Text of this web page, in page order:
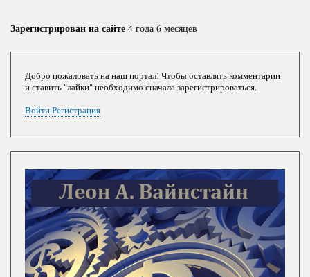
Зарегистрирован на сайте 4 года 6 месяцев
Добро пожаловать на наш портал! Чтобы оставлять комментарии
и ставить "лайки" необходимо сначала зарегистрироваться.
ВойтиРегистрация